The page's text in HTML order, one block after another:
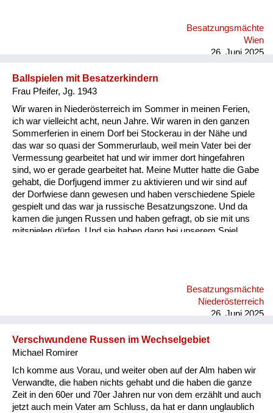
seine Möbel. Und meine Mutter. Und das ist das Schöne an
Besatzungsmächte
Wien
26. Juni 2025
Ballspielen mit Besatzerkindern
Frau Pfeifer, Jg. 1943
Wir waren in Niederösterreich im Sommer in meinen Ferien,
ich war vielleicht acht, neun Jahre. Wir waren in den ganzen
Sommerferien in einem Dorf bei Stockerau in der Nähe und
das war so quasi der Sommerurlaub, weil mein Vater bei der
Vermessung gearbeitet hat und wir immer dort hingefahren
sind, wo er gerade gearbeitet hat. Meine Mutter hatte die Gabe
gehabt, die Dorfjugend immer zu aktivieren und wir sind auf
der Dorfwiese dann gewesen und haben verschiedene Spiele
gespielt und das war ja russische Besatzungszone. Und da
kamen die jungen Russen und haben gefragt, ob sie mit uns
mitspielen dürfen. Und sie haben dann bei unserem Spiel
Freunde von ihr erlebt haben. Ich selbst habe das nie erlebt.
Besatzungsmächte
Niederösterreich
26. Juni 2025
Verschwundene Russen im Wechselgebiet
Michael Romirer
Ich komme aus Vorau, und weiter oben auf der Alm haben wir
Verwandte, die haben nichts gehabt und die haben die ganze
Zeit in den 60er und 70er Jahren nur von dem erzählt und auch
jetzt auch mein Vater am Schluss, da hat er dann unglaublich